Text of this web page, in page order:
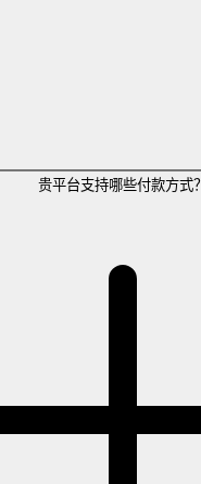
贵平台支持哪些付款方式？